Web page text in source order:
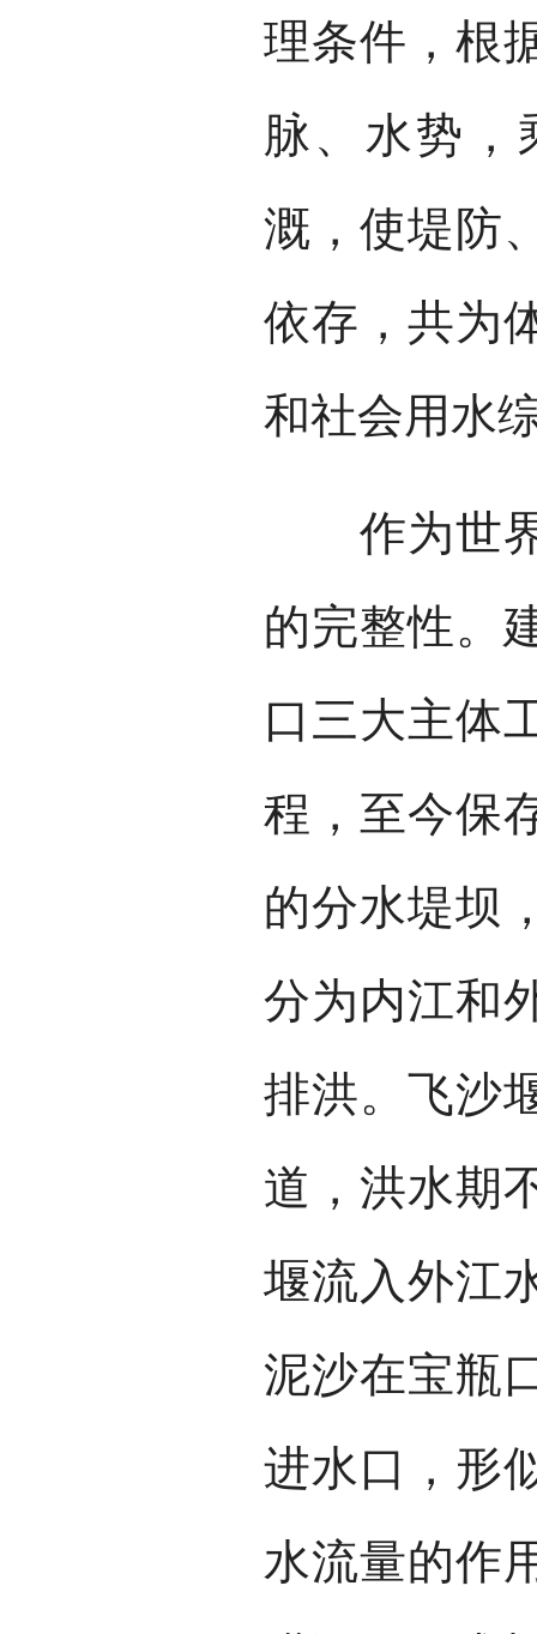
理条件，根
脉、水势，
溉，使堤防
依存，共为
和社会用水
作为世界
的完整性。
口三大主体
程，至今保
的分水堤坝
分为内江和
排洪。飞沙
道，洪水期
堰流入外江
泥沙在宝瓶
进水口，形
水流量的作